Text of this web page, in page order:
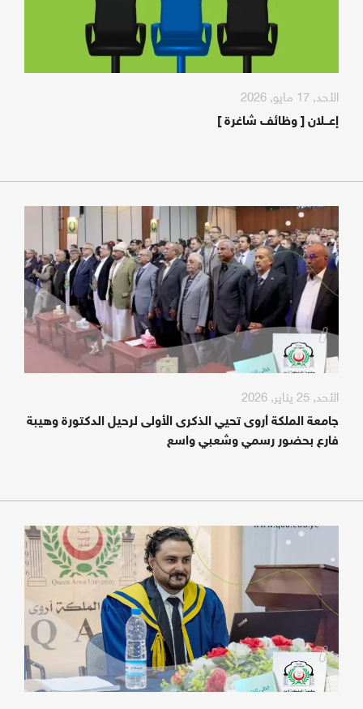
الأحد, 17 مايو, 2026
إعـــلان [ وظائف شاغرة ]
الأحد, 25 يناير, 2026
جامعة الملكة أروى تحيي الذكرى الأولى لرحيل الدكتورة وهيبة
فارع بحضور رسمي وشعبي واسع